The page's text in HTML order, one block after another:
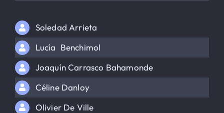
Soledad Arrieta
Lucía Benchimol
Joaquín Carrasco Bahamonde
Céline Danloy
Olivier De Ville